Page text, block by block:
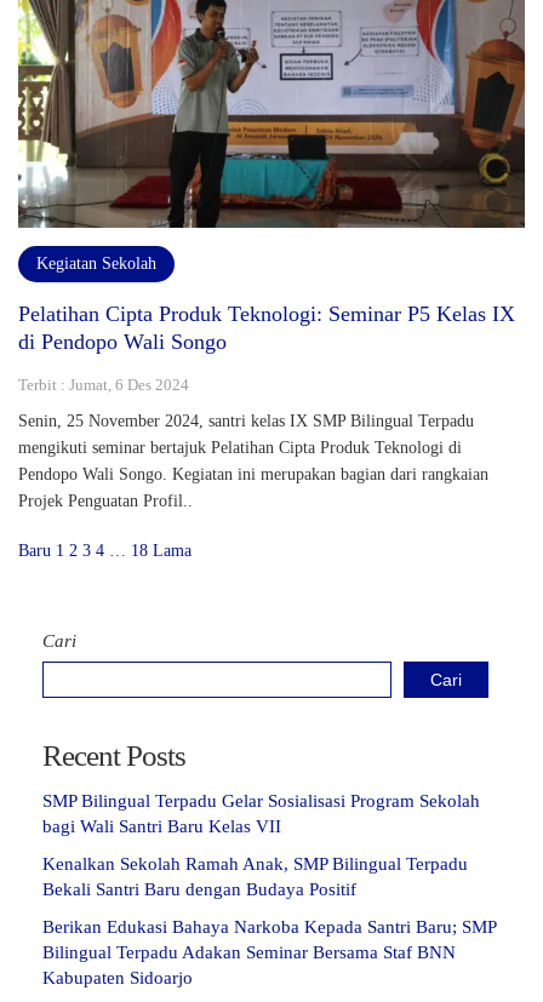
Kegiatan Sekolah
Pelatihan Cipta Produk Teknologi: Seminar P5 Kelas IX
di Pendopo Wali Songo
Terbit : Jumat, 6 Des 2024
Senin, 25 November 2024, santri kelas IX SMP Bilingual Terpadu
mengikuti seminar bertajuk Pelatihan Cipta Produk Teknologi di
Pendopo Wali Songo. Kegiatan ini merupakan bagian dari rangkaian
Projek Penguatan Profil..
Baru 1 2 3 4 18 Lama
Cari
Cari
Recent Posts
SMP Bilingual Terpadu Gelar Sosialisasi Program Sekolah
bagi Wali Santri Baru Kelas VII
Kenalkan Sekolah Ramah Anak, SMP Bilingual Terpadu
Bekali Santri Baru dengan Budaya Positif
Berikan Edukasi Bahaya Narkoba Kepada Santri Baru; SMP
Bilingual Terpadu Adakan Seminar Bersama Staf BNN
Kabupaten Sidoarjo